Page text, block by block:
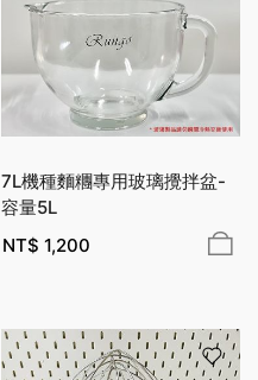
7L機種麵糰專用玻璃攪拌盆-
容量5L
NT$ 1,200